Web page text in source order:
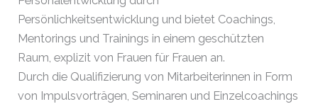
Persönlichkeitsentwicklung und bietet Coachings,
Mentorings und Trainings in einem geschützten
Raum, explizit von Frauen für Frauen an.
Durch die Qualifizierung von Mitarbeiterinnen in Form
von Impulsvorträgen, Seminaren und Einzelcoachings